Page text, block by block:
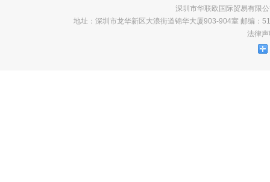
深圳市华联欧国际贸易有限
地址：深圳市龙华新区大浪街道锦华大厦903-904室 邮编
法律